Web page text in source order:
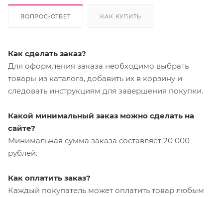
ВОПРОС-ОТВЕТ КАК КУПИТЬ
Как сделать заказ?
Для оформления заказа необходимо выбрать
товары из каталога, добавить их в корзину и
следовать инструкциям для завершения покупки.
Какой минимальный заказ можно сделать на
сайте?
Минимальная сумма заказа составляет 20 000
рублей.
Как оплатить заказ?
Каждый покупатель может оплатить товар любым